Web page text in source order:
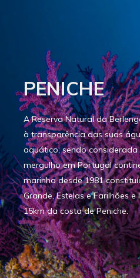
PENICHE
A Reserva Natural da
à transparência das suas
aquático, sendo
mergulho em Portugal
marinha desde 1981
Grande, Estelas e Farilhões
15km da costa de Peniche.